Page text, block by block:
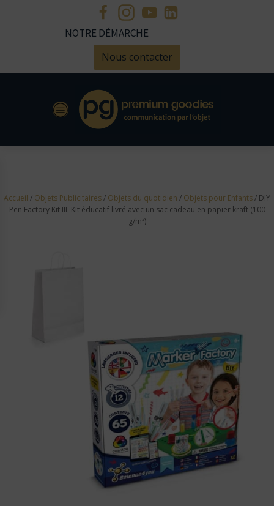
NOTRE DÉMARCHE
Nous contacter
Accueil / Objets Publicitaires/ Objets du quotidien / Objets pour Enfants/ DIY
Pen Factory Kit III. Kit éducatif livré avec un sac cadeau en papier kraft (100
g/m²)